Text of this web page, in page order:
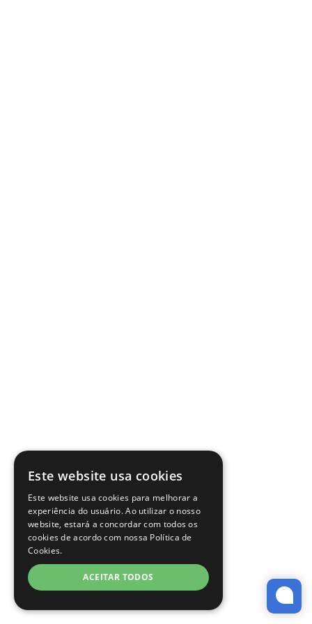
Este website usa cookies
Este website usa cookies para melhorar a
experiência do usuário. Ao utilizar o nosso
website, estará a concordar com todos os
cookies de acordo com nossa Política de
Cookies.
ACEITAR TODOS